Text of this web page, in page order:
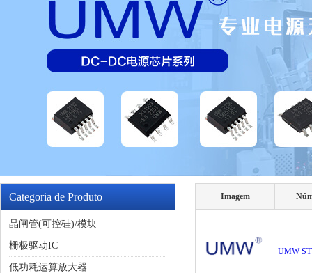
Categoria de Produto
晶闸管(可控硅)/模块
栅极驱动IC
低功耗运算放大器
Imagem
UMW